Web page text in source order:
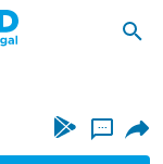
...